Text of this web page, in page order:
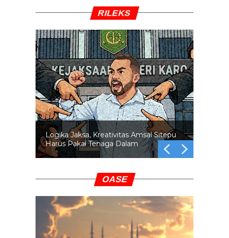
RILEKS
Logika Jaksa, Kreativitas Amsal Sitepu
Harus Pakai Tenaga Dalam
OASE